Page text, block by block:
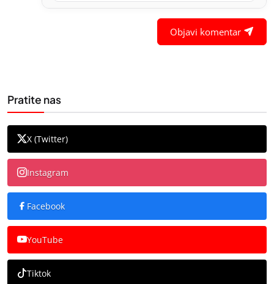
Objavi komentar
Pratite nas
X (Twitter)
Instagram
Facebook
YouTube
Tiktok